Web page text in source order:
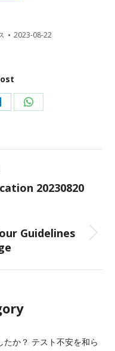
2023-08-22
Share
WhatsApp
20230820
Guidelines
たか？ テスト不安を和ら